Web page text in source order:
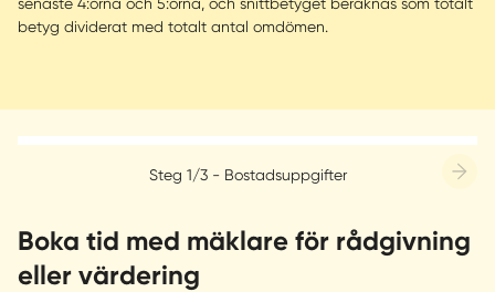
betyg dividerat med totalt antal omdömen.
Steg 1/3 - Bostadsuppgifter
Boka tid med mäklare för rådgivning
eller värdering